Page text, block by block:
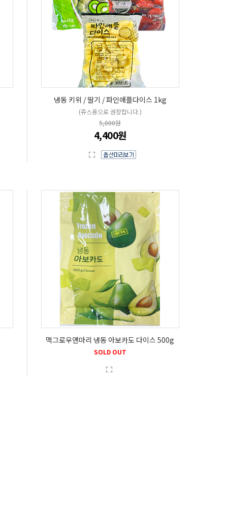
냉동 키위 / 딸기 / 파인애플다이스 1kg
(쥬스용으로 권장합니다.)
5,000원
4,400원
맥그로우앤마리 냉동 아보카도 다이스 500g
SOLD OUT